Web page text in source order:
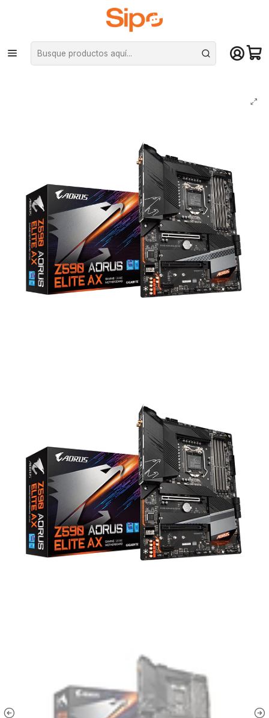
¡Compra hasta mediodía y recibe hoy! De lunes a sábado en el gran
Santiago. Envío gratis desde $29.990
Inicio Componentes PC Placas Madre Intel LGA 1200
Placa Madre Gigabyte Z590 AORUS ELITE AX (LGA1200, DDR4, M.2, Wi-
Fi, ATX)